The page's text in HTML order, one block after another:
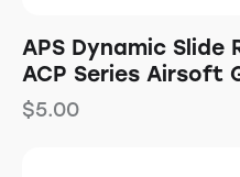
APS Dynamic Slide
ACP Series Airsoft
$5.00